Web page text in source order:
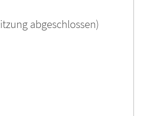
abgeschlossen)